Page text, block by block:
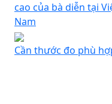
cao của bà diễn tại
Nam
Cần thước đo phù